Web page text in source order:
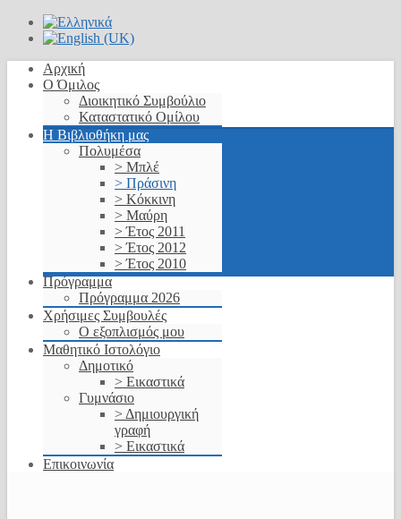
Αρχική
Ο Όμιλος
Διοικητικό Συμβούλιο
Καταστατικό Ομίλου
Η Βιβλιοθήκη μας
Πολυμέσα
> Μπλέ
> Πράσινη
> Κόκκινη
> Μαύρη
> Έτος 2011
> Έτος 2012
> Έτος 2010
Πρόγραμμα
Πρόγραμμα 2026
Χρήσιμες Συμβουλές
Ο εξοπλισμός μου
Μαθητικό Ιστολόγιο
Δημοτικό
> Εικαστικά
Γυμνάσιο
> Δημιουργική
γραφή
> Εικαστικά
Επικοινωνία